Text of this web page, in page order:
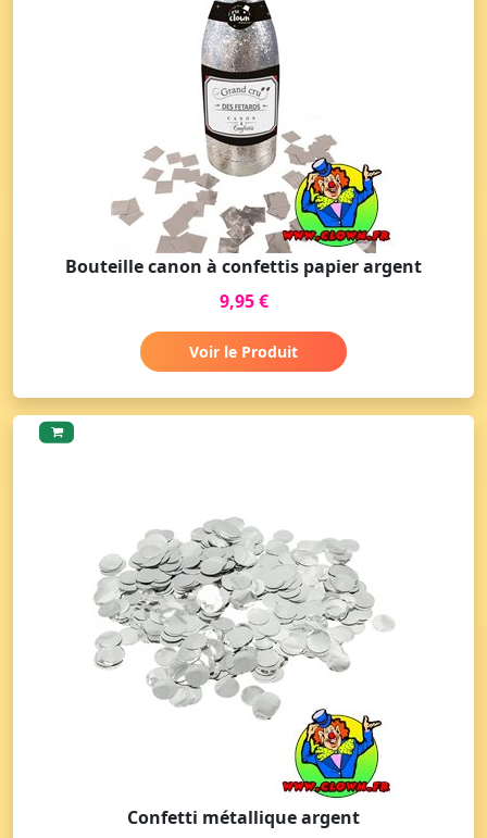
Bouteille canon à confettis papier argent
9,95 €
Voir le Produit
Confetti métallique argent